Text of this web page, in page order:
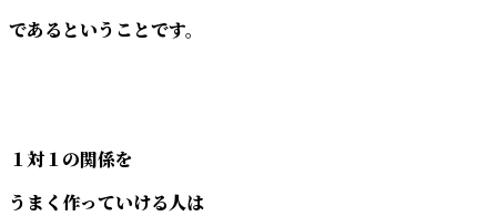
であるということです。
１対１の関係を
うまく作っていける人は